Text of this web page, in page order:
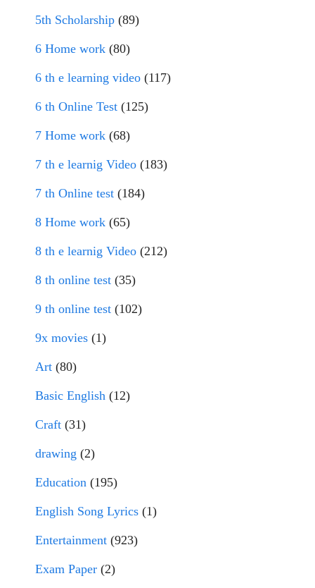
5th Scholarship (89)
6 Home work (80)
6 th e learning video (117)
6 th Online Test (125)
7 Home work (68)
7 th e learnig Video (183)
7 th Online test (184)
8 Home work (65)
8 th e learnig Video (212)
8 th online test (35)
9 th online test (102)
9x movies (1)
Art (80)
Basic English (12)
Craft (31)
drawing (2)
Education (195)
English Song Lyrics (1)
Entertainment (923)
Exam Paper (2)